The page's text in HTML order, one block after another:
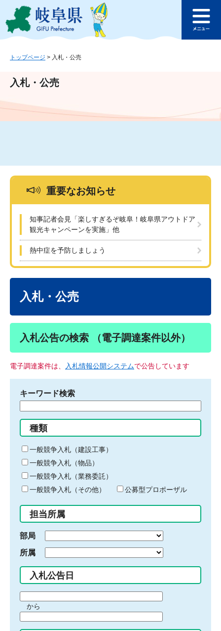
ジ
ュ
文
このページの本文へ
ュ
トップページ > 入札・公売
入札・公売
重要なお知らせ
知事記者会見「楽しすぎるぞ岐阜！岐阜県アウトドア
観光キャンペーンを実施」他
熱中症を予防しましょう
入札・公売
入札公告の検索 （電子調達案件以外）
電子調達案件は、 入札情報公開システムで公告しています
キーワード検索
る
キ
ー
ワ
ー
ド
入
力
種類
一般競争入札（建設工事）
一般競争入札（物品）
一般競争入札（業務委託）
一般競争入札（その他）
公募型プロポーザル
担当所属
部局
所属
入札公告日
間
始
から
間